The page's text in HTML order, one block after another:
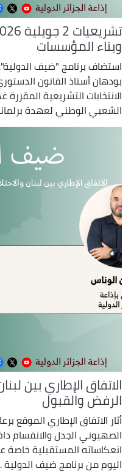
وبناء المؤسسات
استضاف برنامج "ضيف
بودهان أستاذ القانون
الانتخابات التشريعية
الشعبي الوطني لعهدة
الاتفاق الإطاري بين
الرفض والقبول
أثار الاتفاق الإطاري الموقع
الصهيوني الجدل والانقسام
انعكاساته المستقبلية
اليوم من برنامج ضيف الدولية